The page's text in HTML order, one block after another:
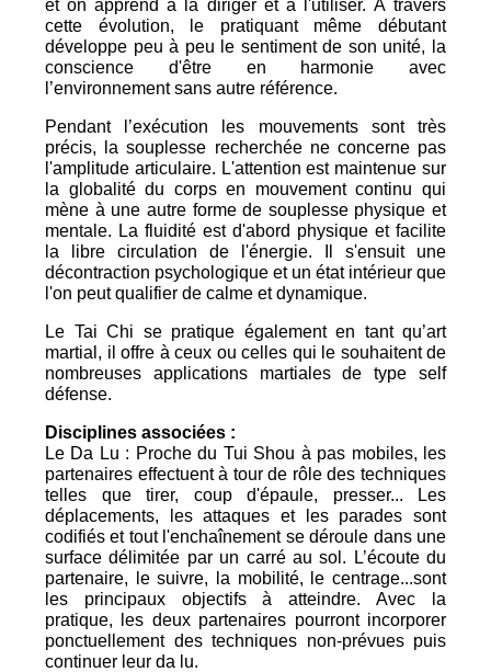
et on apprend à la diriger et à l'utiliser. À travers
cette évolution, le pratiquant même débutant
développe peu à peu le sentiment de son unité, la
conscience d'être en harmonie avec
l’environnement sans autre référence.
Pendant l’exécution les mouvements sont très
précis, la souplesse recherchée ne concerne pas
l'amplitude articulaire. L'attention est maintenue sur
la globalité du corps en mouvement continu qui
mène à une autre forme de souplesse physique et
mentale. La fluidité est d'abord physique et facilite
la libre circulation de l'énergie. Il s'ensuit une
décontraction psychologique et un état intérieur que
l'on peut qualifier de calme et dynamique.
Le Tai Chi se pratique également en tant qu’art
martial, il offre à ceux ou celles qui le souhaitent de
nombreuses applications martiales de type self
défense.
Disciplines associées :
Le Da Lu : Proche du Tui Shou à pas mobiles, les
partenaires effectuent à tour de rôle des techniques
telles que tirer, coup d'épaule, presser... Les
déplacements, les attaques et les parades sont
codifiés et tout l'enchaînement se déroule dans une
surface délimitée par un carré au sol. L’écoute du
partenaire, le suivre, la mobilité, le centrage...sont
les principaux objectifs à atteindre. Avec la
pratique, les deux partenaires pourront incorporer
ponctuellement des techniques non-prévues puis
continuer leur da lu.